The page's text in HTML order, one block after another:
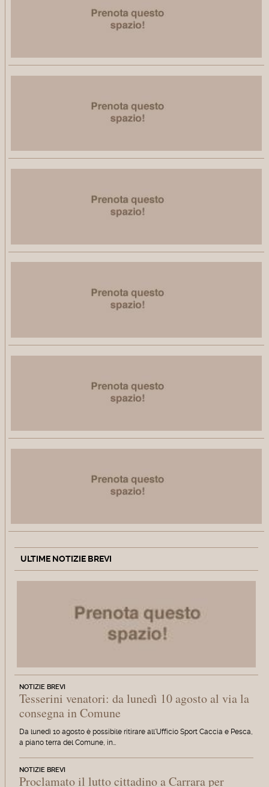
ULTIME NOTIZIE BREVI
NOTIZIE BREVI
Tesserini venatori: da lunedì 10 agosto al via la
consegna in Comune
Da lunedì 10 agosto è possibile ritirare all'Ufficio Sport Caccia e Pesca,
a piano terra del Comune, in…
NOTIZIE BREVI
Proclamato il lutto cittadino a Carrara per